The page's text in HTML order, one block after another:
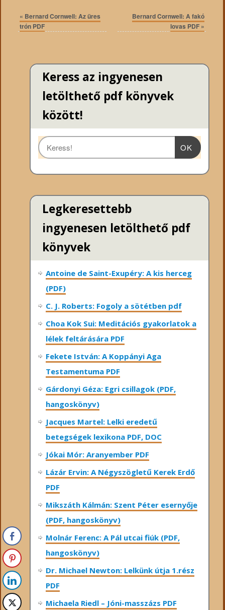
« Bernard Cornwell: Az üres
trón PDF
Bernard Cornwell: A fakó
lovas PDF »
Keress az ingyenesen
letölthető pdf könyvek
között!
OK
Legkeresettebb
ingyenesen letölthető pdf
könyvek
Antoine de Saint-Exupéry: A kis herceg
(PDF)
C. J. Roberts: Fogoly a sötétben pdf
Choa Kok Sui: Meditációs gyakorlatok a
lélek feltárására PDF
Fekete István: A Koppányi Aga
Testamentuma PDF
Gárdonyi Géza: Egri csillagok (PDF,
hangoskönyv)
Jacques Martel: Lelki eredetű
betegségek lexikona PDF, DOC
Jókai Mór: Aranyember PDF
Lázár Ervin: A Négyszögletű Kerek Erdő
PDF
Mikszáth Kálmán: Szent Péter esernyője
(PDF, hangoskönyv)
Molnár Ferenc: A Pál utcai fiúk (PDF,
hangoskönyv)
Dr. Michael Newton: Lelkünk útja 1.rész
PDF
Michaela Riedl – Jóni-masszázs PDF